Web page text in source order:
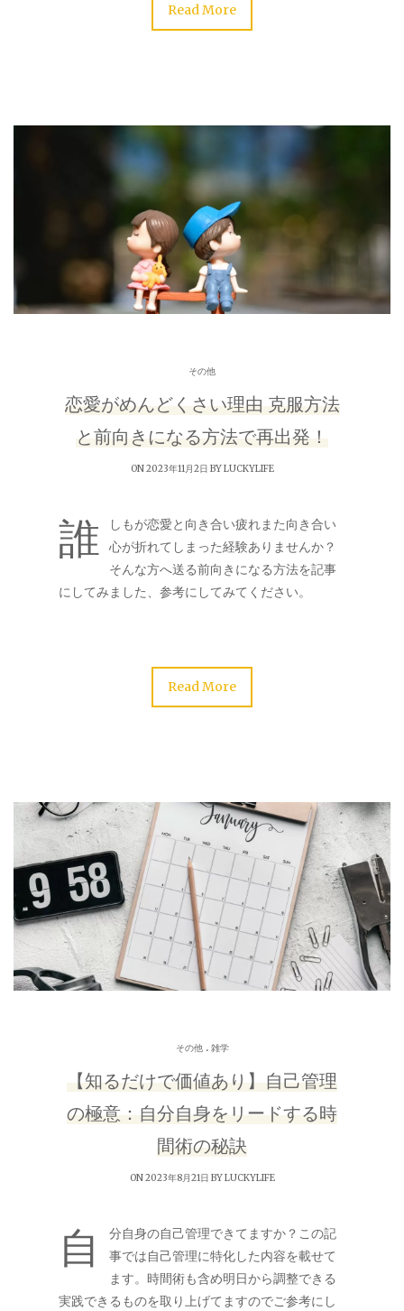
Read More
その他
恋愛がめんどくさい理由 克服方法
と前向きになる方法で再出発！
ON 2023年11月2日 BYLUCKYLIFE
誰
しもが恋愛と向き合い疲れまた向き合い
心が折れてしまった経験ありませんか？
そんな方へ送る前向きになる方法を記事
にしてみました、参考にしてみてください。
Read More
その他. 雑学
【知るだけで価値あり】自己管理
の極意：自分自身をリードする時
間術の秘訣
ON 2023年8月21日 BYLUCKYLIFE
自
分自身の自己管理できてますか？この記
事では自己管理に特化した内容を載せて
ます。時間術も含め明日から調整できる
実践できるものを取り上げてますのでご参考にし